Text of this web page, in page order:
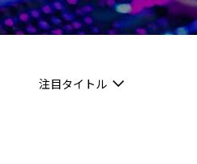
注目タイトル